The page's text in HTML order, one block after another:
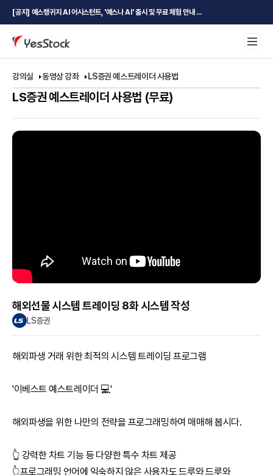
[공지] 예스랭귀지 AI 어시스턴트, '예스나 AI' 출시 및 무료 체험 안내 ...
강의실 동영상 강좌 LS증권 예스트레이더 사용법
LS증권 예스트레이더 사용법 (무료)
해외선물 시스템 트레이딩 8화 시스템 작성
LS증권
해외파생 거래 위한 최적의 시스템 트레이딩 프로그램
'이베스트 예스트레이더 💻'
해외파생을 위한 나만의 전략을 프로그래밍하여 매매해 봅시다.
👆 강력한 차트 기능 등 다양한 특수 차트 제공
👆프로그래밍 언어에 익숙하지 않은 사용자도 드루와 드루와